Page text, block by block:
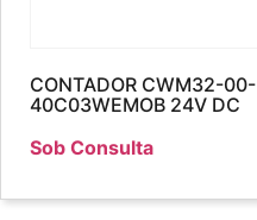
CONTADOR CWM32-00-
40C03WEMOB 24V DC
Sob Consulta